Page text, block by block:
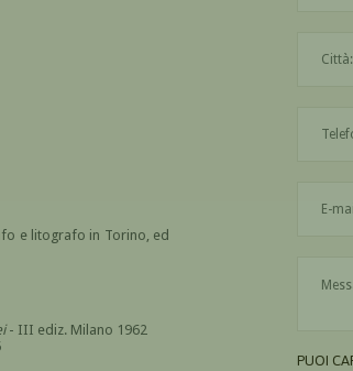
e litografo in Torino, ed
- III ediz. Milano 1962
PUOI